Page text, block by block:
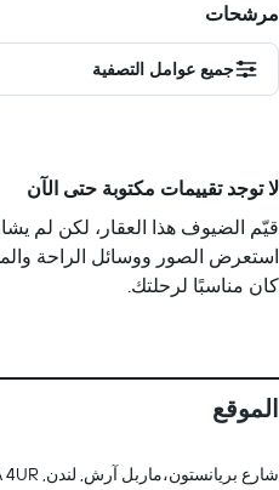
مرشحات
جميع عوامل التصفية
لا توجد تقييمات مكتوبة حتى الآن
قيّم الضيوف هذا العقار، لكن لم
استعرض الصور ووسائل الراحة
كان مناسبًا لرحلتك.
الموقع
شارع بريانستون،ماربل آرش, لندن, W1A 4UR